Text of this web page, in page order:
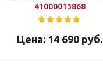
41000013868
14 690 руб.